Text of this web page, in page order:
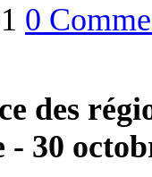
0
des
30